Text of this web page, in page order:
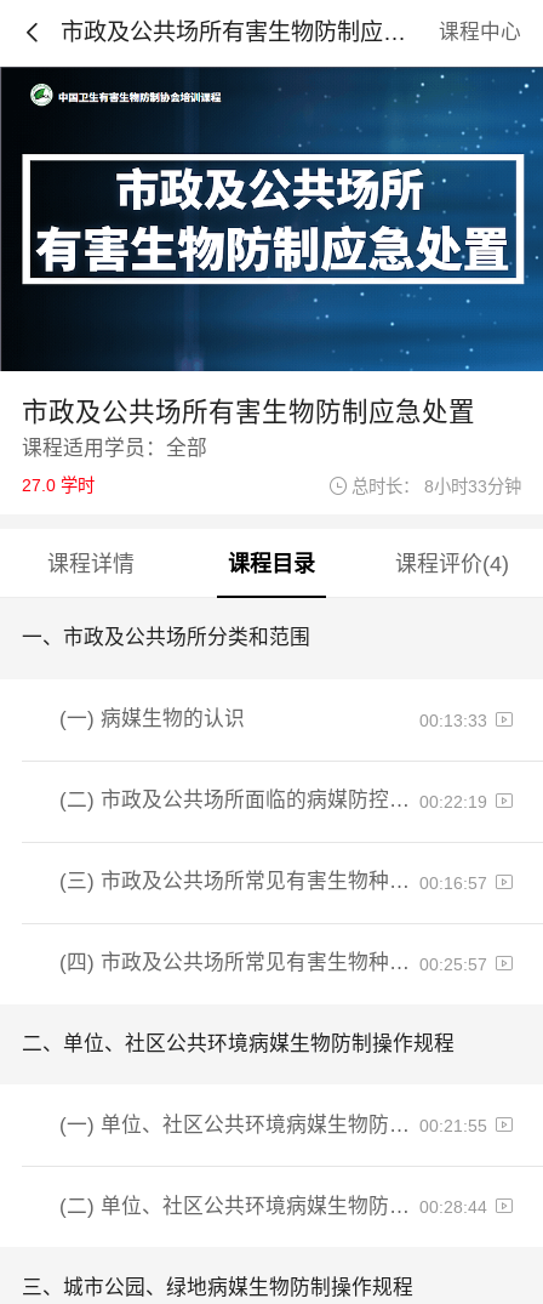
市政及公共场所有害生物防制应急
处置
课程中心
市政及公共场所有害生物防制应急处置
课程适用学员：全部
27.0 学时 总时长： 8小时33分钟
课程详情 课程目录 课程评价(4)
一、 市政及公共场所分类和范围
(一)病媒生物的认识 00:13:33
(二) 市政及公共场所面临的病媒防控挑战 00:22:19
(三) 市政及公共场所常见有害生物种类之蚊类、鼠类 00:16:57
(四) 市政及公共场所常见有害生物种类之蟑螂、其他有害生物 00:25:57
二、 单位、社区公共环境病媒生物防制操作规程
(一) 单位、社区公共环境病媒生物防制操作规程（鼠类及蚊类） 00:21:55
(二) 单位、社区公共环境病媒生物防制方法 00:28:44
三、 城市公园、绿地病媒生物防制操作规程